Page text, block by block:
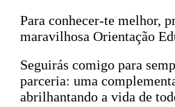
Para conhecer-te melhor,
maravilhosa Orientação
Seguirás comigo para
parceria: uma
abrilhantando a vida de